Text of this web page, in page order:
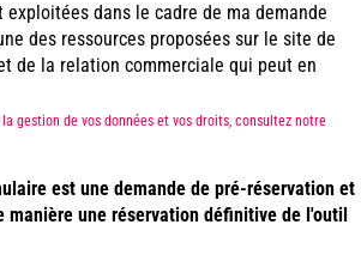
exploitées dans le cadre de ma demande
des ressources proposées sur le site de
de la relation commerciale qui peut en
gestion de vos données et vos droits, consultez notre
est une demande de pré-réservation et
manière une réservation définitive de l'outil